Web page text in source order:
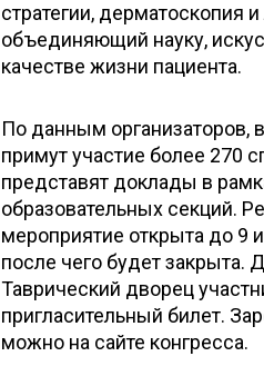
стратегии, дерматоскопия
объединяющий науку,
качестве жизни пациента.
По данным организаторов,
примут участие более 270
представят доклады в
образовательных секций.
мероприятие открыта до 9
после чего будет закрыта.
Таврический дворец
пригласительный билет.
можно на сайте конгресса.